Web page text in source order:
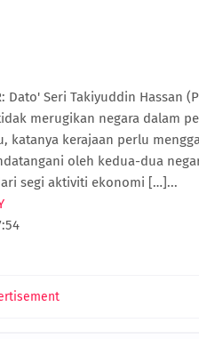
Dato' Seri Takiyuddin
merugikan negara dalam
katanya kerajaan perlu
oleh kedua-dua
segi aktiviti ekonomi […]...